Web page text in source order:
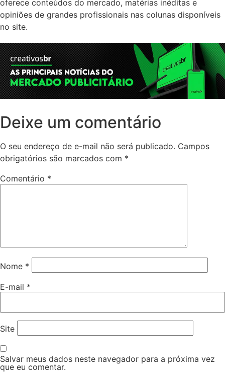
oferece conteúdos do mercado, matérias inéditas e
opiniões de grandes profissionais nas colunas disponíveis
no site.
Deixe um comentário
O seu endereço de e-mail não será publicado. Campos
obrigatórios são marcados com *
Comentário *
Nome *
E-mail *
Site
Salvar meus dados neste navegador para a próxima vez
que eu comentar.